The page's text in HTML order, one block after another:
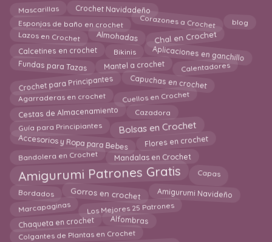
Mascarillas Crochet Navidadeño
Esponjas de baño en crochet Corazones a Crochet blog
Lazos en Crochet Almohadas Chal en Crochet
Calcetines en crochet Bikinis Aplicaciones en ganchillo
Fundas para Tazas Mantel a crochet Calentadores
Crochet para Principantes Capuchas en crochet
Agarraderas en crochet Cuellos en Crochet
Cestas de Almacenamiento Cazadora
Guía para Principiantes Bolsas en Crochet
Accesorios y Ropa para Bebes Flores en crochet
Bandolera en Crochet Mandalas en Crochet
Amigurumi Patrones Gratis Capas
Bordados Gorros en crochet Amigurumi Navideño
Marcapaginas Los Mejores 25 Patrones
Chaqueta en crochet Alfombras
Colgantes de Plantas en Crochet